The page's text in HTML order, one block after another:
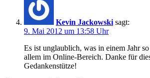
Kevin Jackowski sagt:
9. Mai 2012 um 13:58 Uhr
Es ist unglaublich, was in einem Jahr
allem im Online-Bereich. Danke für
Gedankenstütze!